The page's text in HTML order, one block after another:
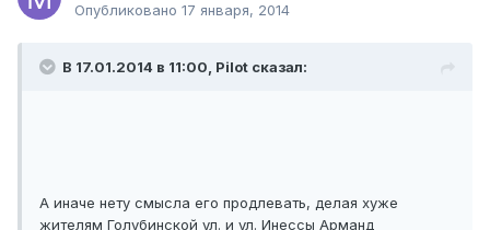
Опубликовано 17 января, 2014
В 17.01.2014 в 11:00, Pilot сказал:
А иначе нету смысла его продлевать, делая хуже
жителям Голубинской ул. и ул. Инессы Арманд